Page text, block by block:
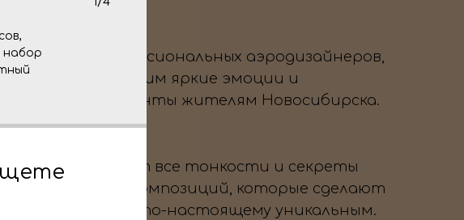
набор
команда профессиональных аэродизайнеров,
целых 4 года дарим яркие эмоции и
моменты жителям Новосибирска.
команда знает все тонкости и секреты
шаровых композиций, которые сделают
мероприятие по-настоящему уникальным.